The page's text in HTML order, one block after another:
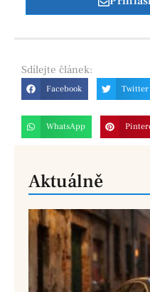
Sdílejte článek:
Facebook Twitter
WhatsApp
Aktuálně